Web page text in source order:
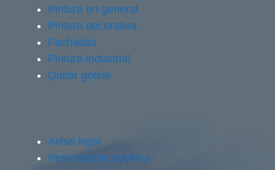
Pintura en general
Pintura decorativa
Fachadas
Pintura industrial
Quitar gotele
Aviso legal
Personalizar cookies